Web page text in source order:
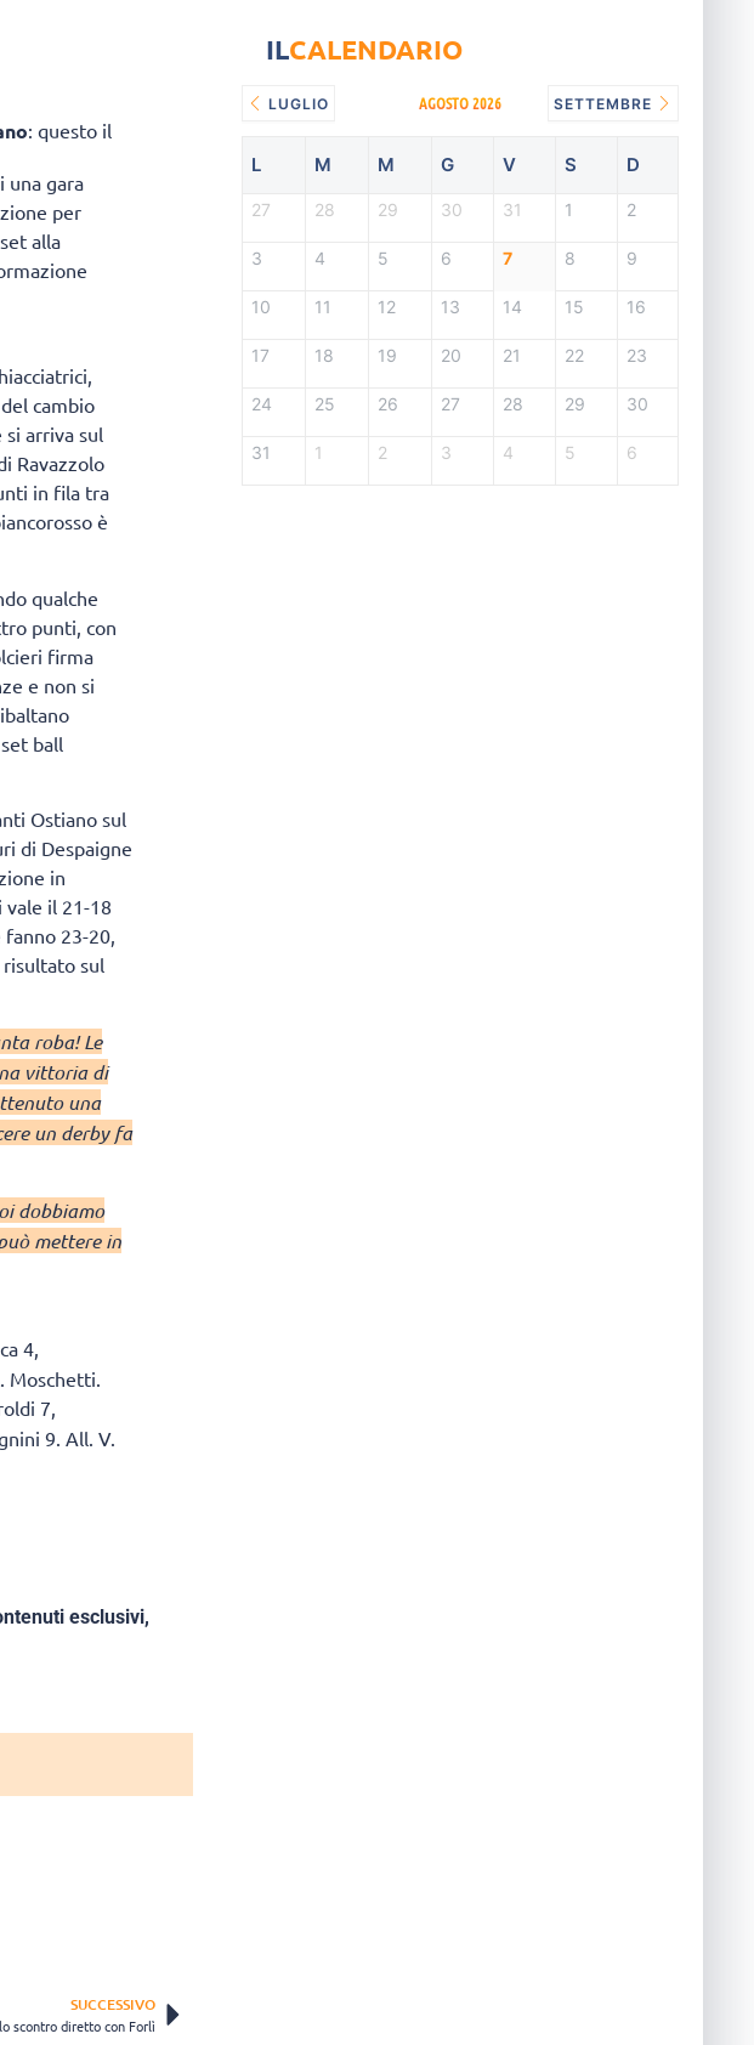
: questo il
una gara
per
alla
cambio
si arriva sul
Ravazzolo
in fila tra
è
qualche
punti, con
firma
e non si
ball
Ostiano sul
di Despaigne
in
il 21-18
23-20,
risultato sul
roba! Le
vittoria di
una
un derby fa
dobbiamo
mettere in
4,
Moschetti.
7,
9. All. V.
esclusivi,
SUCCESSIVO
scontro diretto con Forlì
ILCALENDARIO
LUGLIO AGOSTO 2026 SETTEMBRE
L M M G V S D
27 28 29 30 31 1 2
3 4 5 6 7 8 9
10 11 12 13 14 15 16
17 18 19 20 21 22 23
24 25 26 27 28 29 30
31 1 2 3 4 5 6